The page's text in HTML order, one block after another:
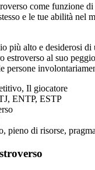
come funzione
e le tue abilità
più alto e desiderosi
estroverso al suo
persone
Il giocatore
ENTP, ESTP
pieno di risorse,